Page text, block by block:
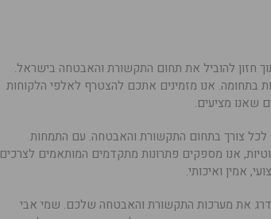
חזון להוביל את תחום התקשורת והאבטחה בישראל.
בתחומה. אנו מזמינים אתכם להצטרף לאלפי הלקוחות
שאנו מציעים.
לכל צורך בתחום התקשורת והאבטחה. עם התמחות
אנו מספקים פתרונות מתקדמים המותאמים לצרכים
אמין ואיכותי.
את מערכות התקשורת והאבטחה שלכם. שמי אבי